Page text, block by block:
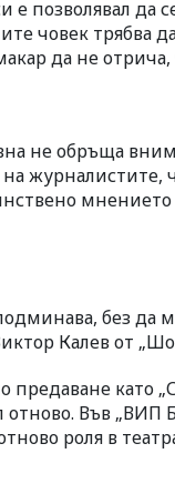
е позволявал да
човек трябва
да не
не обръща
журналистите,
без
Калев от
като
Във „ВИП
роля в